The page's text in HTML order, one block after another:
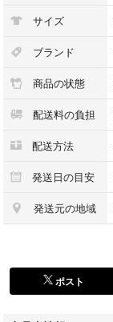
サイズ
ブランド
商品の状態
配送料の負担
配送方法
発送日の目安
発送元の地域
ポスト